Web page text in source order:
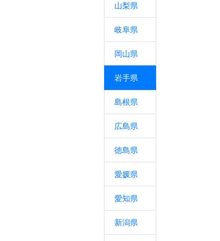
山梨県
岐阜県
岡山県
岩手県
島根県
広島県
徳島県
愛媛県
愛知県
新潟県